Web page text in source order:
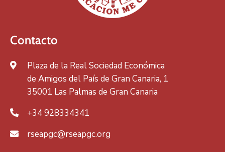
Contacto
Plaza de la Real Sociedad Económica
de Amigos del País de Gran Canaria, 1
35001 Las Palmas de Gran Canaria
+34 928334341
rseapgc@rseapgc.org